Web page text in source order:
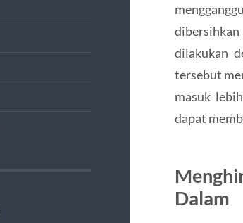
dilakukan
tersebut
masuk
dapat
Dalam